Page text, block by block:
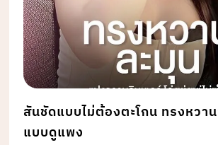
สันชัดแบบไม่ต้องตะโกน ทรงหวา
แบบดูแพง